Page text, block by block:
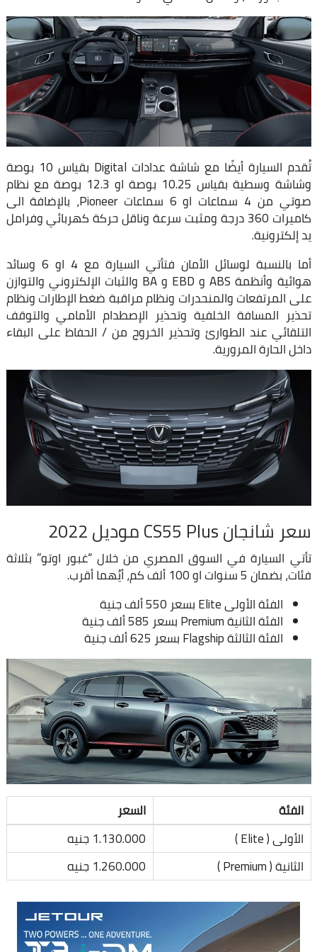
تُقدم السيارة أيضًا مع شاشة عدادات Digital بقياس 10 بوصة
وشاشة وسطية بقياس 10.25 بوصة او 12.3 بوصة مع نظام
صوتي من 4 سماعات او 6 سماعات Pioneer، بالإضافة الى
كاميرات 360 درجة ومثبت سرعة وناقل حركة كهربائي وفرامل
يد إلكترونية.
أما بالنسبة لوسائل الأمان فتأتي السيارة مع 4 او 6 وسائد
هوائية وأنظمة ABS و EBD و BA والثبات الإلكتروني والتوازن
على المرتفعات والمنحدرات ونظام مراقبة ضغط الإطارات ونظام
تحذير المسافة الخلفية وتحذير الإصطدام الأمامي والتوقف
التلقائي عند الطوارئ وتحذير الخروج من / الحفاظ على البقاء
داخل الحارة المرورية.
سعر شانجان CS55 Plus موديل 2022
تأتي السيارة في السوق المصري من خلال “غبور اوتو” بثلاثة
فئات، بضمان 5 سنوات او 100 ألف كم، أيُهما أقرب.
الفئة الأولى Elite بسعر 550 ألف جنية
الفئة الثانية Premium بسعر 585 ألف جنية
الفئة الثالثة Flagship بسعر 625 ألف جنية
الفئة
السعر
الأولى ( Elite )
1.130.000 جنيه
الثانية ( Premium )
1.260.000 جنيه